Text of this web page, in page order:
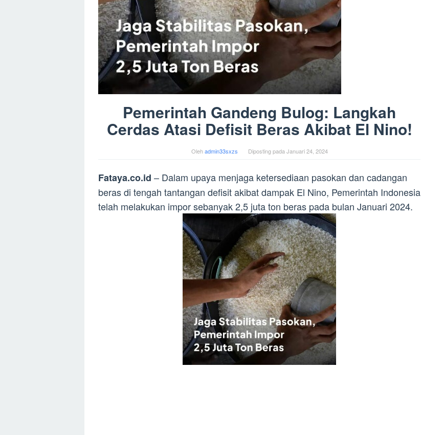
Pemerintah Gandeng Bulog: Langkah
Cerdas Atasi Defisit Beras Akibat El Nino!
Olehadmin33sxzs Diposting pada Januari 24, 2024
Fataya.co.id – Dalam upaya menjaga ketersediaan pasokan dan cadangan
beras di tengah tantangan defisit akibat dampak El Nino, Pemerintah Indonesia
telah melakukan impor sebanyak 2,5 juta ton beras pada bulan Januari 2024.